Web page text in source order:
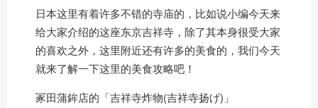
日本这里有着许多不错的寺庙的，比如说小编今天来
给大家介绍的这座东京吉祥寺，除了其本身很受大家
的喜欢之外，这里附近还有许多的美食的，我们今天
就来了解一下这里的美食攻略吧！
冢田蒲鉾店的「吉祥寺炸物(吉祥寺扬げ)」